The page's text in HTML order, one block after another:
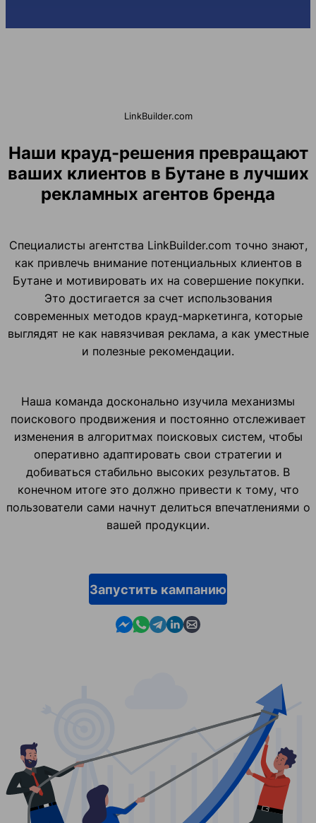
LinkBuilder.com
Наши крауд-решения превращают
ваших клиентов в Бутане в лучших
рекламных агентов бренда
Специалисты агентства LinkBuilder.com точно знают,
как привлечь внимание потенциальных клиентов в
Бутане и мотивировать их на совершение покупки.
Это достигается за счет использования
современных методов крауд-маркетинга, которые
выглядят не как навязчивая реклама, а как уместные
и полезные рекомендации.
Наша команда досконально изучила механизмы
поискового продвижения и постоянно отслеживает
изменения в алгоритмах поисковых систем, чтобы
оперативно адаптировать свои стратегии и
добиваться стабильно высоких результатов. В
конечном итоге это должно привести к тому, что
пользователи сами начнут делиться впечатлениями о
вашей продукции.
Запустить кампанию
Contact us in Messenger
Contact us in WhatsApp
Contact us in Telegram
Contact us in Linkedin
Contact us by email